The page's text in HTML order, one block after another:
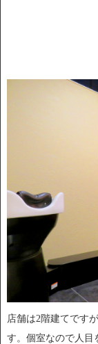
店舗は2階建てです
す。個室なので人目